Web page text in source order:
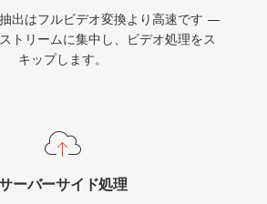
出はフルビデオ変換より高速です —
トリームに集中し、ビデオ処理をス
キップします。
ーバーサイド処理